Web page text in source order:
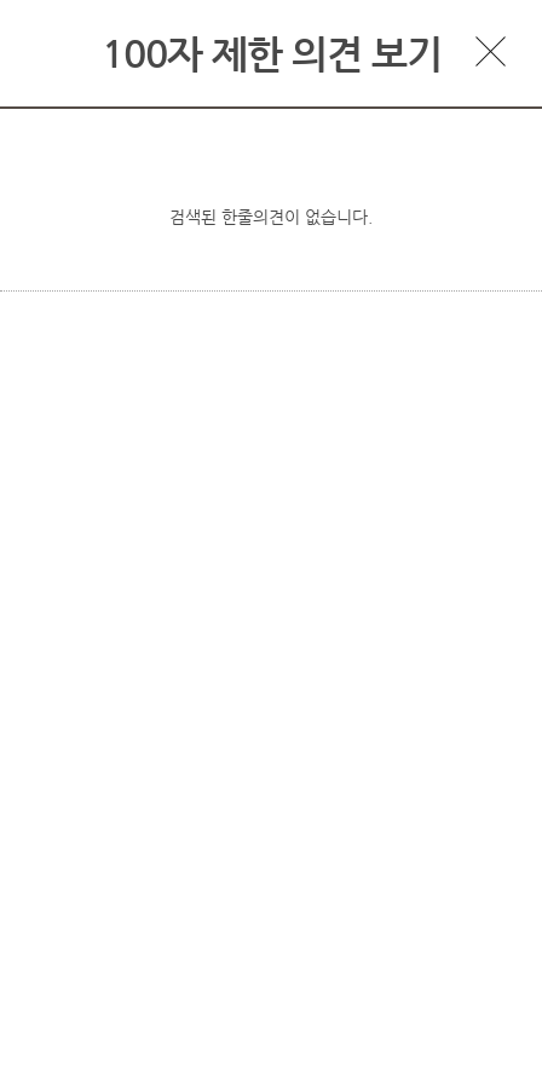
100자 제한 의견 보기
검색된 한줄의견이 없습니다.